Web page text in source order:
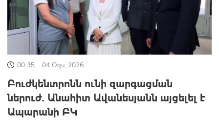
00:35 04 Օգս, 2026
Բուժկենտրոնն ունի զարգացման
ներուժ․ Անահիտ Ավանեսյանն այցելել է
Ապարանի ԲԿ